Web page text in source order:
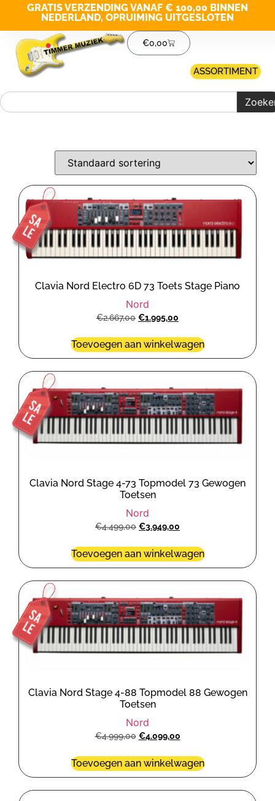
GRATIS VERZENDING VANAF € 100,00 BINNEN
NEDERLAND, OPRUIMING UITGESLOTEN
€0,00
ASSORTIMENT
Merk filter
Clavia Nord Electro 6D 73 Toets Stage Piano
Nord
€2.667,00 €1.995,00
Toevoegen aan winkelwagen
Clavia Nord Stage 4-73 Topmodel 73 Gewogen
Toetsen
Nord
€4.499,00 €3.949,00
Toevoegen aan winkelwagen
Clavia Nord Stage 4-88 Topmodel 88 Gewogen
Toetsen
Nord
€4.999,00 €4.099,00
Toevoegen aan winkelwagen